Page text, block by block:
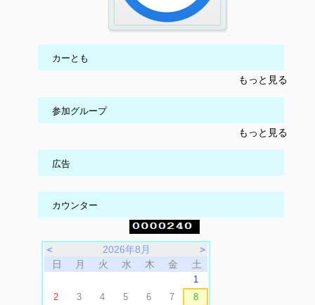
カーとも
もっと見る
参加グループ
もっと見る
広告
カウンター
＜ 2026年8月
＞
日
月 火 水 木 金 土
1
2
3 4 5 6 7
8